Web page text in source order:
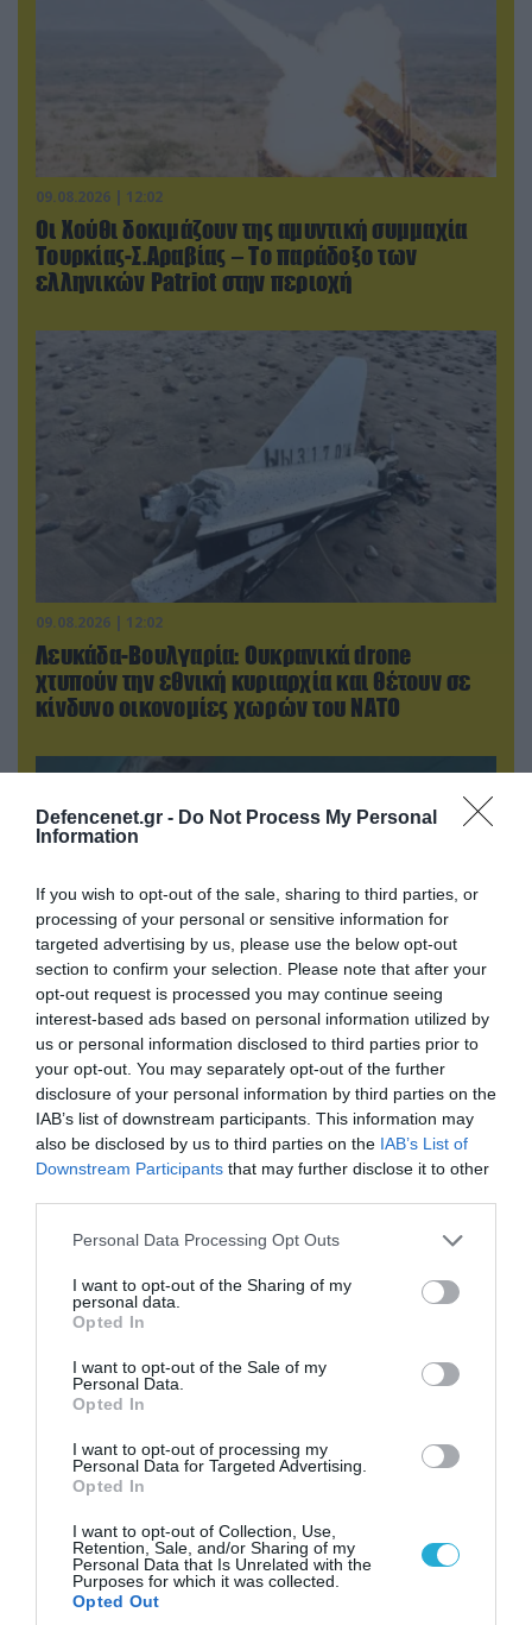
Defencenet.gr - Do Not Process My Personal
Information
If you wish to opt-out of the sale, sharing to third parties, or
processing of your personal or sensitive information for
targeted advertising by us, please use the below opt-out
section to confirm your selection. Please note that after your
opt-out request is processed you may continue seeing
interest-based ads based on personal information utilized by
us or personal information disclosed to third parties prior to
your opt-out. You may separately opt-out of the further
disclosure of your personal information by third parties on the
IAB’s list of downstream participants. This information may
also be disclosed by us to third parties on the IAB’s List of
Downstream Participants that may further disclose it to other
Please note that this website/app uses one or more Google
not limited to your visit or usage behaviour. You may click to
grant or deny consent to Google and its third-party tags to
use your data for below specified purposes in below Google
consent section.
Personal Data Processing Opt Outs
I want to opt-out of the Sharing of my
personal data.
Opted In
I want to opt-out of the Sale of my
Personal Data.
Opted In
I want to opt-out of processing my
Personal Data for Targeted Advertising.
Opted In
I want to opt-out of Collection, Use,
Retention, Sale, and/or Sharing of my
Personal Data that Is Unrelated with the
Purposes for which it was collected.
Opted Out
09.08.2026 | 12:02
Οι Χούθι δοκιμάζουν της αμυντική συμμαχία
Τουρκίας-Σ.Αραβίας – Το παράδοξο των
ελληνικών Patriot στην περιοχή
09.08.2026 | 12:02
Λευκάδα-Βουλγαρία: Ουκρανικά drone
χτυπούν την εθνική κυριαρχία και θέτουν σε
κίνδυνο οικονομίες χωρών του ΝΑΤΟ
08.08.2026 | 13:02
Βίντεο: Ρωσική βόμβα FAB-3000 «εξαφανίζει
από τον χάρτη» σημείο διέλευσης των
ουκρανικών δυνάμεων στην Ζαπορίζια
09.08.2026 | 17:02
ΣΥΡΙΖΑ για υποκλοπές: «Το (παρα)κράτος της ΝΔ
έχει συνέχεια και συνέπεια»